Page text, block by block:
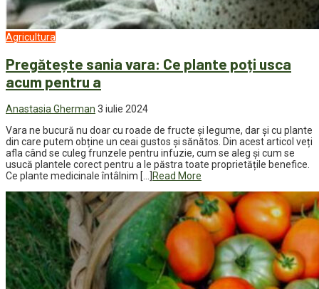
Agricultura
Pregătește sania vara: Ce plante poți usca
acum pentru a
Anastasia Gherman 3 iulie 2024
Vara ne bucură nu doar cu roade de fructe și legume, dar și cu plante
din care putem obține un ceai gustos și sănătos. Din acest articol veți
afla când se culeg frunzele pentru infuzie, cum se aleg și cum se
usucă plantele corect pentru a le păstra toate proprietățile benefice.
Ce plante medicinale întâlnim […]Read More